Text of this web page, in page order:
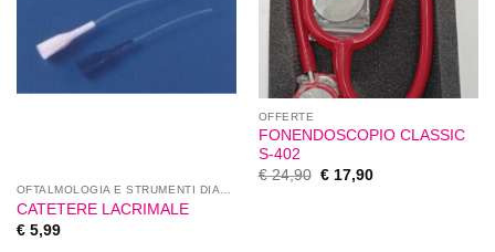
CATETERE LACRIMALE
€5,99
OFFERTE
FONENDOSCOPIO CLASSIC
S-402
€24,90 €17,90